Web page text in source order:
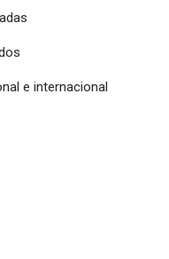
e internacional